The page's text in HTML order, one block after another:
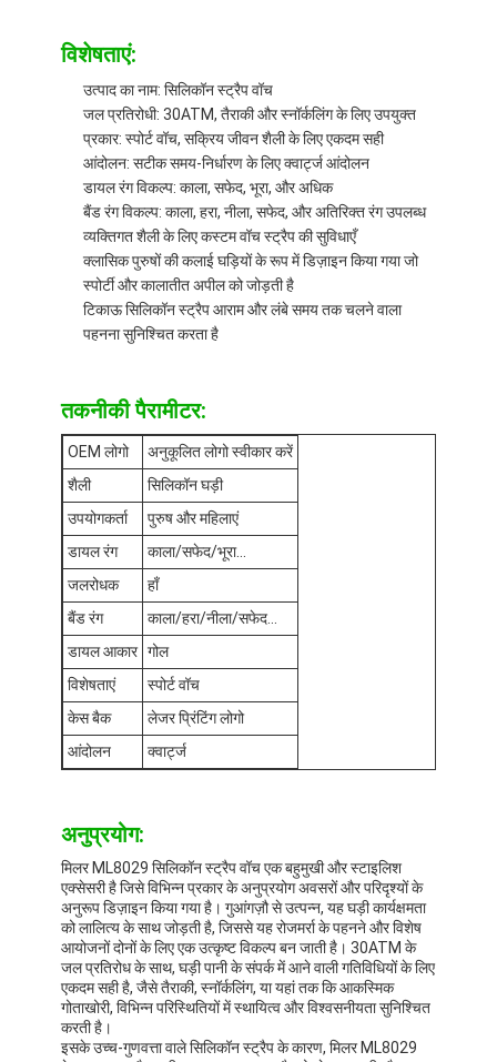
हमारे बारे में
फ़ैक्टरी टूर
गुणवत्ता नियंत्रण
हमसे संपर्क करें
समाचार
मामले
ब्लॉग
क्वार्ट्ज कलाई घड़ी
चमड़े का पट्टा क्वार्ट्ज घड़ी
स्टेनलेस स्टील की बेल्ट वाली घड़ी
सिलिकॉन स्ट्रैप घड़ी
लेडी क्वार्ट्ज घड़ी
पुरुष क्वार्ट्ज घड़ी
क्वार्ट्ज लाइट घड़ी
डिजिटल स्पोर्ट वॉच
स्टाइलिश युगल घड़ी
बच्चों की कलाई घड़ी
घड़ी के स्पेयर पार्ट्स
घड़ी का पट्टा स्पेयर पार्ट्स
विशेषताएं:
उत्पाद का नाम: सिलिकॉन स्ट्रैप वॉच
जल प्रतिरोधी: 30ATM, तैराकी और स्नॉर्कलिंग के लिए उपयुक्त
प्रकार: स्पोर्ट वॉच, सक्रिय जीवन शैली के लिए एकदम सही
आंदोलन: सटीक समय-निर्धारण के लिए क्वार्ट्ज आंदोलन
डायल रंग विकल्प: काला, सफेद, भूरा, और अधिक
बैंड रंग विकल्प: काला, हरा, नीला, सफेद, और अतिरिक्त रंग उपलब्ध
व्यक्तिगत शैली के लिए कस्टम वॉच स्ट्रैप की सुविधाएँ
क्लासिक पुरुषों की कलाई घड़ियों के रूप में डिज़ाइन किया गया जो
स्पोर्टी और कालातीत अपील को जोड़ती है
टिकाऊ सिलिकॉन स्ट्रैप आराम और लंबे समय तक चलने वाला
पहनना सुनिश्चित करता है
तकनीकी पैरामीटर:
OEM लोगो
अनुकूलित लोगो स्वीकार करें
शैली
सिलिकॉन घड़ी
उपयोगकर्ता
पुरुष और महिलाएं
डायल रंग
काला/सफेद/भूरा...
जलरोधक
हाँ
बैंड रंग
काला/हरा/नीला/सफेद...
डायल आकार गोल
विशेषताएं
स्पोर्ट वॉच
केस बैक
लेजर प्रिंटिंग लोगो
आंदोलन
क्वार्ट्ज
अनुप्रयोग:
मिलर ML8029 सिलिकॉन स्ट्रैप वॉच एक बहुमुखी और स्टाइलिश
एक्सेसरी है जिसे विभिन्न प्रकार के अनुप्रयोग अवसरों और परिदृश्यों के
अनुरूप डिज़ाइन किया गया है। गुआंगज़ौ से उत्पन्न, यह घड़ी कार्यक्षमता
को लालित्य के साथ जोड़ती है, जिससे यह रोजमर्रा के पहनने और विशेष
आयोजनों दोनों के लिए एक उत्कृष्ट विकल्प बन जाती है। 30ATM के
जल प्रतिरोध के साथ, घड़ी पानी के संपर्क में आने वाली गतिविधियों के लिए
एकदम सही है, जैसे तैराकी, स्नॉर्कलिंग, या यहां तक कि आकस्मिक
गोताखोरी, विभिन्न परिस्थितियों में स्थायित्व और विश्वसनीयता सुनिश्चित
करती है।
इसके उच्च-गुणवत्ता वाले सिलिकॉन स्ट्रैप के कारण, मिलर ML8029